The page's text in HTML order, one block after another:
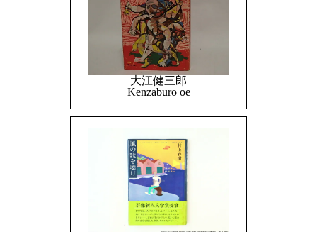
大江健三郎
Kenzaburo oe